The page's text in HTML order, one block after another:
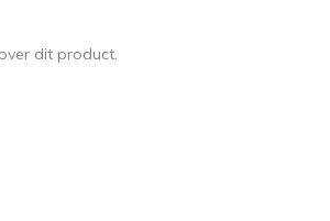
dit product.